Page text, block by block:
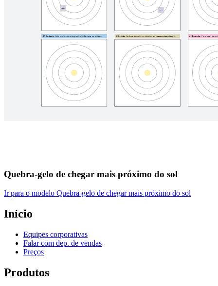
Quebra-gelo de chegar mais próximo do sol
Ir para o modelo Quebra-gelo de chegar mais próximo do sol
Início
Equipes corporativas
Falar com dep. de vendas
Preços
Produtos